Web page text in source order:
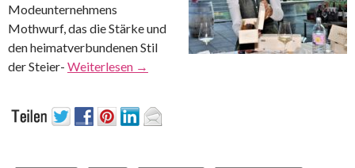
Modeunternehmens
Mothwurf, das die Stärke und
den heimatverbundenen Stil
der Steier- Weiterlesen →